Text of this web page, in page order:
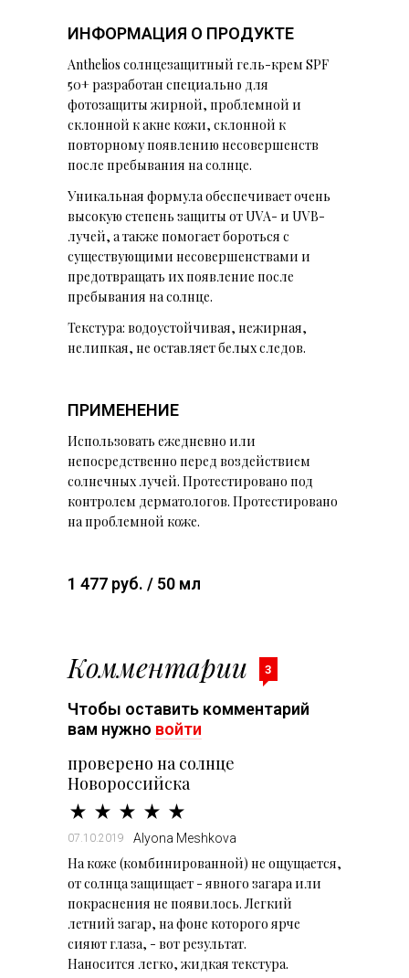
ИНФОРМАЦИЯ О ПРОДУКТЕ
Anthelios солнцезащитный гель-крем SPF
50+ разработан специально для
фотозащиты жирной, проблемной и
склонной к акне кожи, склонной к
повторному появлению несовершенств
после пребывания на солнце.
Уникальная формула обеспечивает очень
высокую степень защиты от UVA- и UVB-
лучей, а также помогает бороться с
существующими несовершенствами и
предотвращать их появление после
пребывания на солнце.
Текстура: водоустойчивая, нежирная,
нелипкая, не оставляет белых следов.
ПРИМЕНЕНИЕ
Использовать ежедневно или
непосредственно перед воздействием
солнечных лучей. Протестировано под
контролем дерматологов. Протестировано
на проблемной коже.
1 477 руб. / 50 мл
Комментарии 3
Чтобы оставить комментарий
вам нужно войти
проверено на солнце
Новороссийска
07.10.2019 Alyona Meshkova
На коже (комбинированной) не ощущается,
от солнца защищает - явного загара или
покраснения не появилось. Легкий
летний загар, на фоне которого ярче
сияют глаза, - вот результат.
Наносится легко, жидкая текстура.